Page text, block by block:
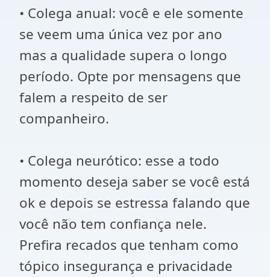
• Colega anual: você e ele somente
se veem uma única vez por ano
mas a qualidade supera o longo
período. Opte por mensagens que
falem a respeito de ser
companheiro.
• Colega neurótico: esse a todo
momento deseja saber se você está
ok e depois se estressa falando que
você não tem confiança nele.
Prefira recados que tenham como
tópico insegurança e privacidade